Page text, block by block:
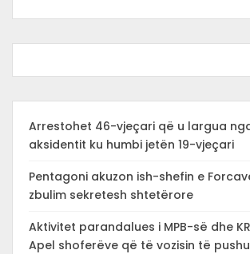
Arrestohet 46-vjeçari që u largua
aksidentit ku humbi jetën 19-vjeçari
Pentagoni akuzon ish-shefin e
zbulim sekretesh shtetërore
Aktivitet parandalues i MPB-së dhe
Apel shoferëve që të vozisin të